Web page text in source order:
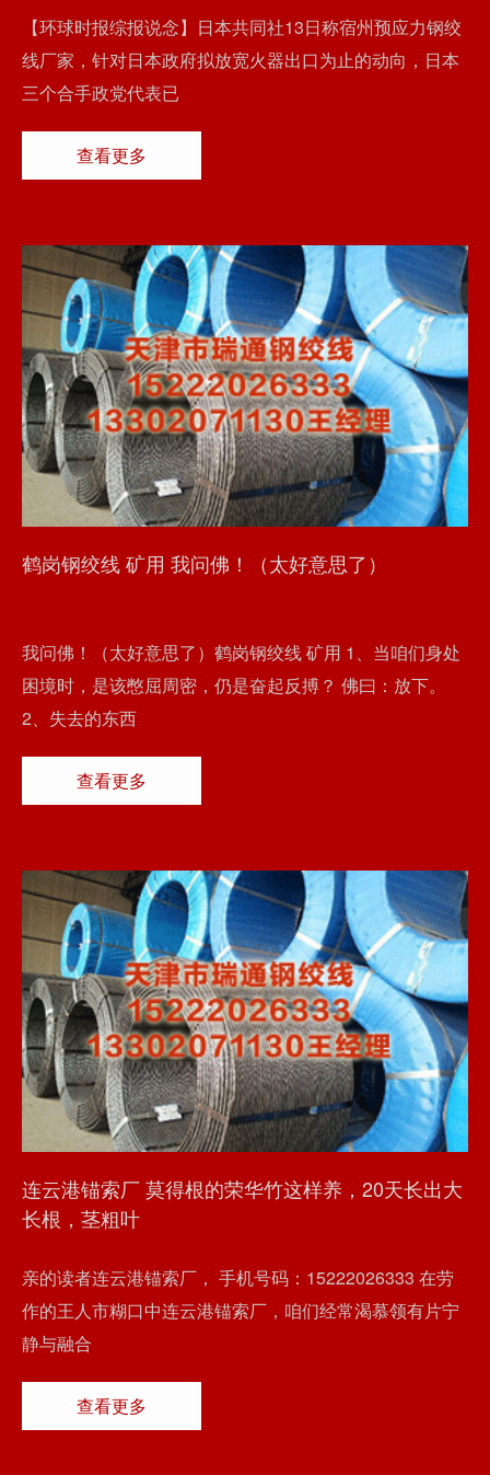
【环球时报综报说念】日本共同社13日称宿州预应力钢绞
线厂家，针对日本政府拟放宽火器出口为止的动向，日本
三个合手政党代表已
查看更多
鹤岗钢绞线 矿用 我问佛！（太好意思了）
我问佛！（太好意思了）鹤岗钢绞线 矿用 1、当咱们身处
困境时，是该憋屈周密，仍是奋起反搏？ 佛曰：放下。
2、失去的东西
查看更多
连云港锚索厂 莫得根的荣华竹这样养，20天长出大
长根，茎粗叶
亲的读者连云港锚索厂， 手机号码：15222026333 在劳
作的王人市糊口中连云港锚索厂，咱们经常渴慕领有片宁
静与融合
查看更多